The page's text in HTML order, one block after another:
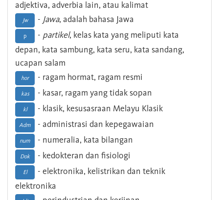
adjektiva, adverbia lain, atau kalimat
Jw - Jawa, adalah bahasa Jawa
p - partikel, kelas kata yang meliputi kata
depan, kata sambung, kata seru, kata sandang,
ucapan salam
hor - ragam hormat, ragam resmi
kas - kasar, ragam yang tidak sopan
kl - klasik, kesusasraan Melayu Klasik
Adm - administrasi dan kepegawaian
num - numeralia, kata bilangan
Dok - kedokteran dan fisiologi
El
- elektronika, kelistrikan dan teknik
elektronika